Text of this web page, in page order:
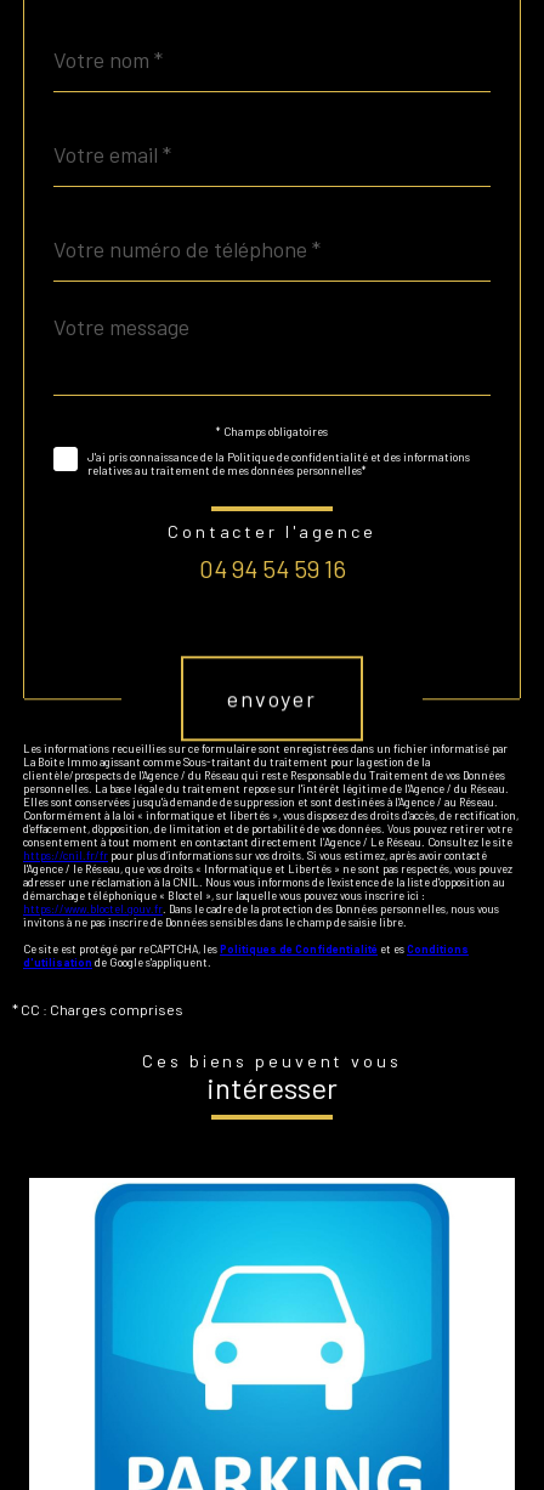
*
*
*
Fieldset
défaut
Message
*
Validation
* Champs obligatoires
J'ai pris connaissance de la Politique de confidentialité et des informations
relatives au traitement de mes données personnelles*
Contacter l'agence
04 94 54 59 16
envoyer
Les informations recueillies sur ce formulaire sont enregistrées dans un fichier informatisé par
La Boite Immo agissant comme Sous-traitant du traitement pour la gestion de la
clientèle/prospects de l'Agence / du Réseau qui reste Responsable du Traitement de vos Données
personnelles. La base légale du traitement repose sur l'intérêt légitime de l'Agence / du Réseau.
Elles sont conservées jusqu'à demande de suppression et sont destinées à l'Agence / au Réseau.
Conformément à la loi « informatique et libertés », vous disposez des droits d’accès, de rectification,
d’effacement, d’opposition, de limitation et de portabilité de vos données. Vous pouvez retirer votre
consentement à tout moment en contactant directement l’Agence / Le Réseau. Consultez le site
https://cnil.fr/fr pour plus d’informations sur vos droits. Si vous estimez, après avoir contacté
l'Agence / le Réseau, que vos droits « Informatique et Libertés » ne sont pas respectés, vous pouvez
adresser une réclamation à la CNIL. Nous vous informons de l’existence de la liste d'opposition au
démarchage téléphonique « Bloctel », sur laquelle vous pouvez vous inscrire ici :
https://www.bloctel.gouv.fr. Dans le cadre de la protection des Données personnelles, nous vous
invitons à ne pas inscrire de Données sensibles dans le champ de saisie libre.
Ce site est protégé par reCAPTCHA, lesPolitiques de Confidentialité et esConditions
d'utilisation de Google s'appliquent.
* CC : Charges comprises
Ces biens peuvent vous
intéresser
voir le bien